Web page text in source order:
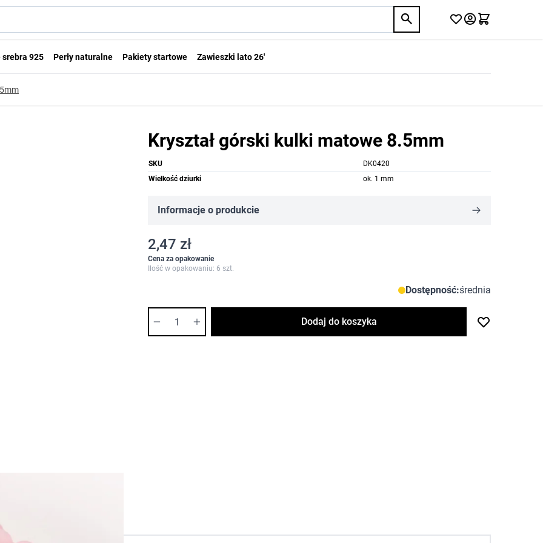
srebra 925 Perły naturalne Pakiety startowe Zawieszki lato 26'
Kryształ górski kulki matowe 8.5mm
SKU
DK0420
Wielkość dziurki
ok. 1 mm
Informacje o produkcie
2,47 zł
Cena za opakowanie
Ilość w opakowaniu: 6 szt.
Dostępność:średnia
Dodaj do koszyka